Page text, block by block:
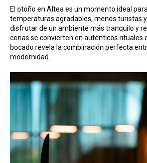
El otoño en Altea es un momento ideal
temperaturas agradables, menos turistas
disfrutar de un ambiente más tranquilo y
cenas se convierten en auténticos rituales
bocado revela la combinación perfecta
modernidad.